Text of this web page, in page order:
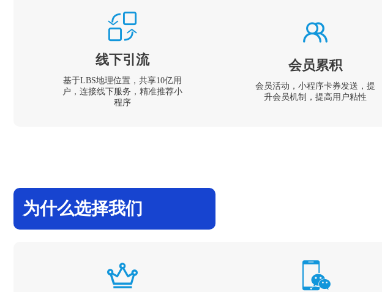
线下引流
基于LBS地理位置，共享10亿用
户，连接线下服务，精准推荐小
程序
会员累积
会员活动，小程序卡券发送，提
升会员机制，提高用户粘性
为什么选择我们